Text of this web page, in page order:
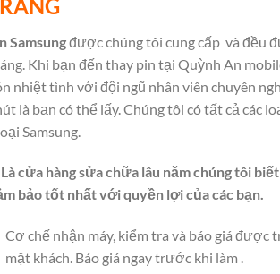
Samsungđược chúng tôi cung cấp và đều
Khi bạn đến thay pin tại Quỳnh An
nhiệt tình với đội ngũ nhân viên chuyên
là bạn có thể lấy. Chúng tôi có tất cả các
Samsung.
cửa hàng sửa chữa lâu năm chúng tôi
bảo tốt nhất với quyền lợi của các bạn.
Cơ chế nhận máy, kiểm tra và báo giá
mặt khách. Báo giá ngay trước khi làm .